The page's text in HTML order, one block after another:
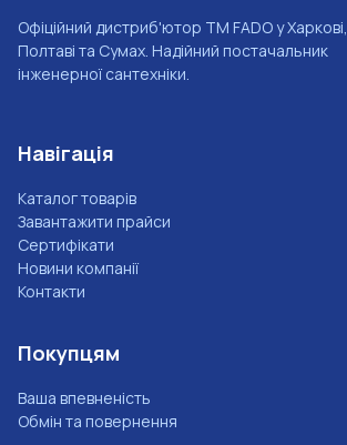
Офіційний дистриб'ютор ТМ FADO у Харкові,
Полтаві та Сумах. Надійний постачальник
інженерної сантехніки.
Навігація
Каталог товарів
Завантажити прайси
Сертифікати
Новини компанії
Контакти
Покупцям
Ваша впевненість
Обмін та повернення